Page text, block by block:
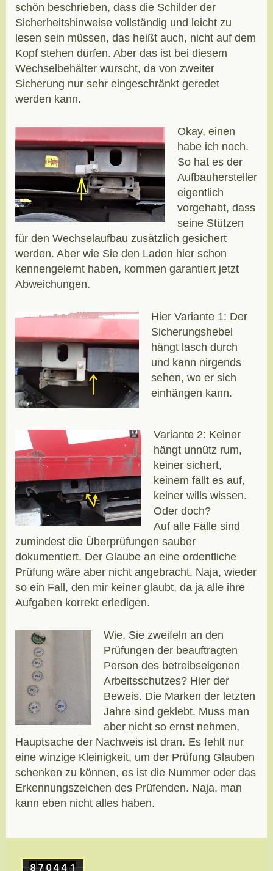
schön beschrieben, dass die Schilder der
Sicherheitshinweise vollständig und leicht zu
lesen sein müssen, das heißt auch, nicht auf dem
Kopf stehen dürfen. Aber das ist bei diesem
Wechselbehälter wurscht, da von zweiter
Sicherung nur sehr eingeschränkt geredet
werden kann.
Okay, einen
habe ich noch.
So hat es der
Aufbauhersteller
eigentlich
vorgehabt, dass
seine Stützen
für den Wechselaufbau zusätzlich gesichert
werden. Aber wie Sie den Laden hier schon
kennengelernt haben, kommen garantiert jetzt
Abweichungen.
Hier Variante 1: Der
Sicherungshebel
hängt lasch durch
und kann nirgends
sehen, wo er sich
einhängen kann.
Variante 2: Keiner
hängt unnütz rum,
keiner sichert,
keinem fällt es auf,
keiner wills wissen.
Oder doch?
Auf alle Fälle sind
zumindest die Überprüfungen sauber
dokumentiert. Der Glaube an eine ordentliche
Prüfung wäre aber nicht angebracht. Naja, wieder
so ein Fall, den mir keiner glaubt, da ja alle ihre
Aufgaben korrekt erledigen.
Wie, Sie zweifeln an den
Prüfungen der beauftragten
Person des betreibseigenen
Arbeitsschutzes? Hier der
Beweis. Die Marken der letzten
Jahre sind geklebt. Muss man
aber nicht so ernst nehmen,
Hauptsache der Nachweis ist dran. Es fehlt nur
eine winzige Kleinigkeit, um der Prüfung Glauben
schenken zu können, es ist die Nummer oder das
Erkennungszeichen des Prüfenden. Naja, man
kann eben nicht alles haben.